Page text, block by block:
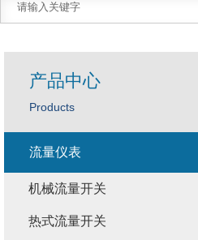
产品中心
Products
流量仪表
机械流量开关
热式流量开关